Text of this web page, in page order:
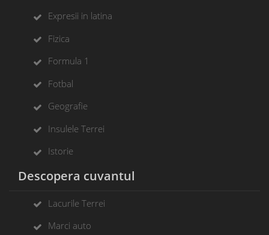
Expresii in latina
Fizica
Formula 1
Fotbal
Geografie
Insulele Terrei
Istorie
Descopera cuvantul
Lacurile Terrei
Marci auto